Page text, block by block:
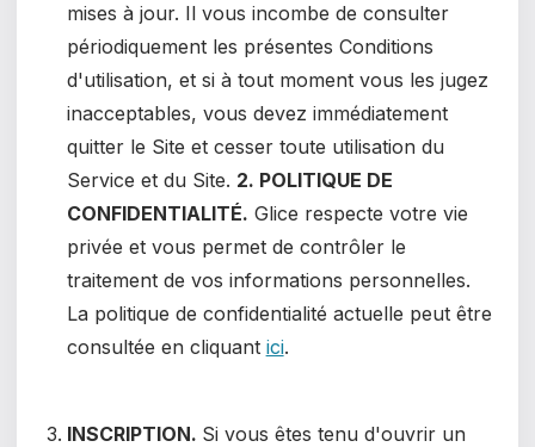
mises à jour. Il vous incombe de consulter
périodiquement les présentes Conditions
d'utilisation, et si à tout moment vous les jugez
inacceptables, vous devez immédiatement
quitter le Site et cesser toute utilisation du
Service et du Site. 2. POLITIQUE DE
CONFIDENTIALITÉ. Glice respecte votre vie
privée et vous permet de contrôler le
traitement de vos informations personnelles.
La politique de confidentialité actuelle peut être
consultée en cliquant ici.
INSCRIPTION. Si vous êtes tenu d'ouvrir un